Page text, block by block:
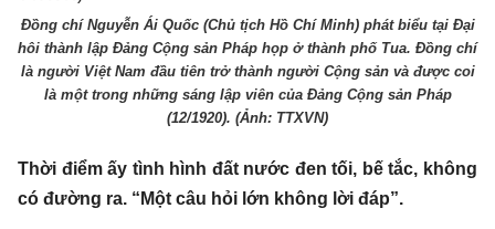
Đồng chí Nguyễn Ái Quốc (Chủ tịch Hồ Chí Minh) phát biểu tại Đại
hôi thành lập Đảng Cộng sản Pháp họp ở thành phố Tua. Đồng chí
là người Việt Nam đầu tiên trở thành người Cộng sản và được coi
là một trong những sáng lập viên của Đảng Cộng sản Pháp
(12/1920). (Ảnh: TTXVN)
Thời điểm ấy tình hình đất nước đen tối, bế tắc, không
có đường ra. “Một câu hỏi lớn không lời đáp”.